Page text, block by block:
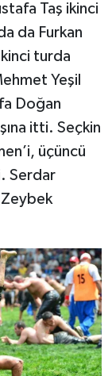
Taş ikinci
da Furkan
turda
Yeşil
Doğan
itti. Seçkin
üçüncü
Serdar
Zeybek